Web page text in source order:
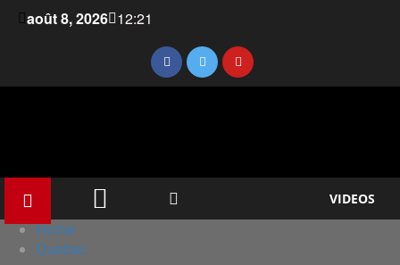
août 8, 2026 12:21
VIDEOS
Home
Quebec